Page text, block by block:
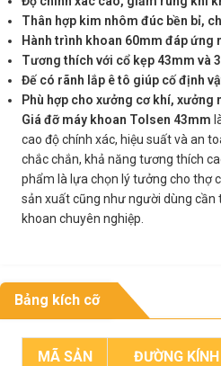
Thân hợp kim nhôm đúc bền bỉ,
Hành trình khoan 60mm đáp ứng
Tương thích với cổ kẹp 43mm và
Đế có rãnh lắp ê tô giúp cố định
Phù hợp cho xưởng cơ khí, xưởng
Giá đỡ máy khoan Tolsen 43mm
cao độ chính xác, hiệu suất và an
chắc chắn, khả năng tương thích
phẩm là lựa chọn lý tưởng cho thợ
sản xuất cũng như người dùng cần
khoan chuyên nghiệp.
Bảng kích cỡ
MÃ SẢN
ĐƯỜNG